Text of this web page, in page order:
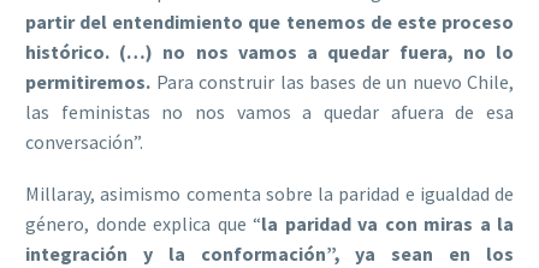
partir del entendimiento que tenemos de este proceso
histórico. (…) no nos vamos a quedar fuera, no lo
permitiremos. Para construir las bases de un nuevo Chile,
las feministas no nos vamos a quedar afuera de esa
conversación”.
Millaray, asimismo comenta sobre la paridad e igualdad de
género, donde explica que “la paridad va con miras a la
integración y la conformación”, ya sean en los